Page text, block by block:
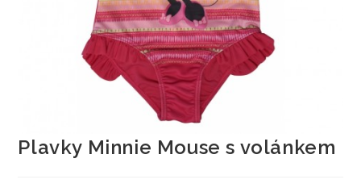
Plavky Minnie Mouse s volánkem